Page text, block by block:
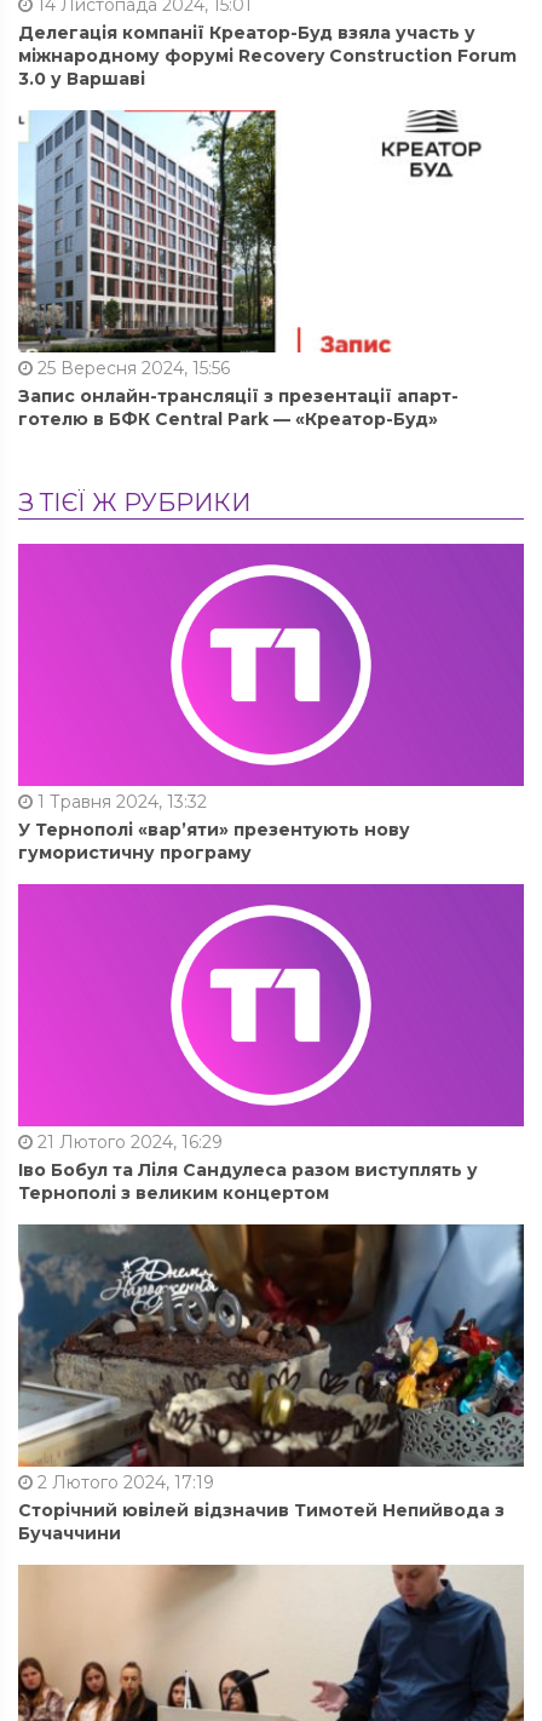
14 Листопада 2024, 15:01
Делегація компанії Креатор-Буд взяла участь у
міжнародному форумі Recovery Construction Forum
3.0 у Варшаві
25 Вересня 2024, 15:56
Запис онлайн-трансляції з презентації апарт-
готелю в БФК Central Park — «Креатор-Буд»
З ТІЄЇ Ж РУБРИКИ
1 Травня 2024, 13:32
У Тернополі «вар’яти» презентують нову
гумористичну програму
21 Лютого 2024, 16:29
Іво Бобул та Ліля Сандулеса разом виступлять у
Тернополі з великим концертом
2 Лютого 2024, 17:19
Сторічний ювілей відзначив Тимотей Непийвода з
Бучаччини